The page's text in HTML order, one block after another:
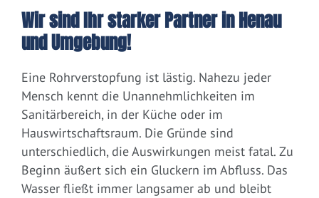
Wir sind Ihr starker Partner in Henau
und Umgebung!
Eine Rohrverstopfung ist lästig. Nahezu jeder
Mensch kennt die Unannehmlichkeiten im
Sanitärbereich, in der Küche oder im
Hauswirtschaftsraum. Die Gründe sind
unterschiedlich, die Auswirkungen meist fatal. Zu
Beginn äußert sich ein Gluckern im Abfluss. Das
Wasser fließt immer langsamer ab und bleibt